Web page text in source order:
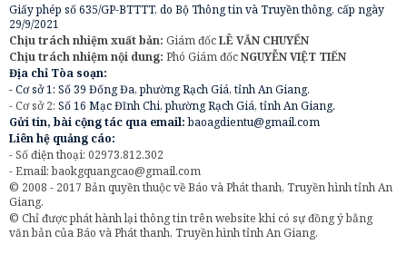
Giấy phép số 635/GP-BTTTT, do Bộ Thông tin và Truyền thông, cấp ngày
29/9/2021
Chịu trách nhiệm xuất bản: Giám đốcLÊ VĂN CHUYỂN
Chịu trách nhiệm nội dung: Phó Giám đốcNGUYỄN VIỆT TIẾN
Địa chỉ Tòa soạn:
- Cơ sở 1: Số 39 Đống Đa, phường Rạch Giá, tỉnh An Giang.
- Cơ sở 2: Số 16 Mạc Đĩnh Chi, phường Rạch Giá, tỉnh An Giang.
Gửi tin, bài cộng tác qua email:baoagdientu@gmail.com
Liên hệ quảng cáo:
- Số điện thoại: 02973.812.302
- Email:baokgquangcao@gmail.com
© 2008 - 2017 Bản quyền thuộc về Báo và Phát thanh, Truyền hình tỉnh An
Giang.
© Chỉ được phát hành lại thông tin trên website khi có sự đồng ý bằng
văn bản của Báo và Phát thanh, Truyền hình tỉnh An Giang.